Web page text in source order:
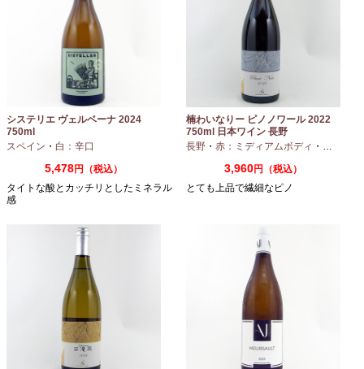
システリエ ヴェルベーナ 2024
750ml
スペイン ・ 白：辛口
5,478円（税込）
タイトな酸とカッチリとしたミネラル
感
楠わいなりー ピノノワール 2022
750ml 日本ワイン 長野
長野 ・ 赤：ミディアムボディ ・ ピノノワ
3,960円（税込）
とても上品で繊細なピノ